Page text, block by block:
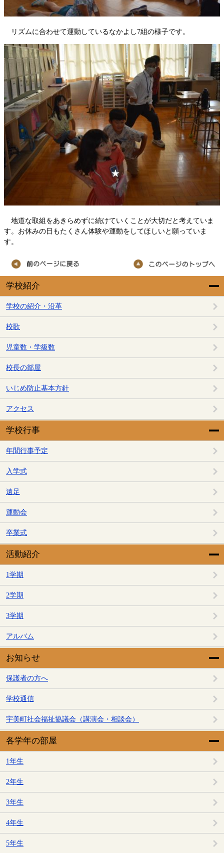
学校紹介
学校の紹介・沿革
校歌
児童数・学級数
校長の部屋
いじめ防止基本方針
アクセス
学校行事
年間行事予定
入学式
遠足
運動会
卒業式
活動紹介
1学期
2学期
3学期
アルバム
お知らせ
保護者の方へ
学校通信
宇美町社会福祉協議会（講演会・相談会）
各学年の部屋
1年生
2年生
3年生
4年生
5年生
リズムに合わせて運動しているなかよし7組の様子です。
地道な取組をあきらめずに続けていくことが大切だと考えていま
す。お休みの日もたくさん体験や運動をしてほしいと願っていま
す。